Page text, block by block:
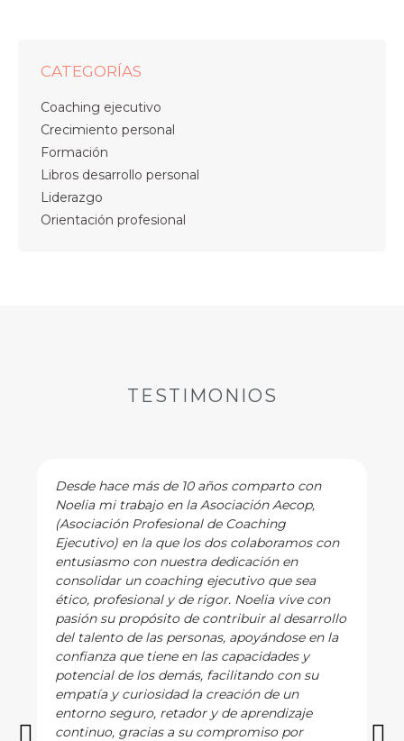
CATEGORÍAS
Coaching ejecutivo
Crecimiento personal
Formación
Libros desarrollo personal
Liderazgo
Orientación profesional
TESTIMONIOS
Desde hace más de 10 años comparto con
Noelia mi trabajo en la Asociación Aecop,
(Asociación Profesional de Coaching
Ejecutivo) en la que los dos colaboramos con
entusiasmo con nuestra dedicación en
consolidar un coaching ejecutivo que sea
ético, profesional y de rigor. Noelia vive con
pasión su propósito de contribuir al desarrollo
del talento de las personas, apoyándose en la
confianza que tiene en las capacidades y
potencial de los demás, facilitando con su
empatía y curiosidad la creación de un
entorno seguro, retador y de aprendizaje
continuo, gracias a su compromiso por